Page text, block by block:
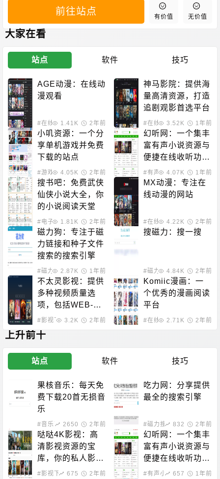
前往站点 有价值 无价值
大家在看
站点 软件 技巧
AGE动漫：在线动
漫观看
#在线动漫1.41K 2年前
神马影院：提供海
量高清资源，打造
追剧观影首选平台
#在线影音3.52K 1年前
小叽资源：一个分
享单机游戏并免费
下载的站点
#游戏下载4.05K 2年前
幻听网：一个集丰
富有声小说资源与
便捷在线收听功能
于一体的平台
#有声小说4.07K 1年前
搜书吧：免费武侠
仙侠小说大全，你
的小说阅读天堂
#电子小说 #小说搜索
1.81K 2年前
MX动漫：专注在
线动漫的网站
#在线动漫4.22K 2年前
磁力狗：专注于磁
力链接和种子文件
搜索的搜索引擎
#磁力搜索2.87K 1年前
搜磁力：搜一搜
#磁力搜索4.84K 2年前
不太灵影视：提供
多种视频质量选
项，包括WEB-D
L、4K蓝光、108
0P蓝光等
#影视下载3.2K 2年前
Komiic漫画：一
个优秀的漫画阅读
平台
#在线动漫2.71K 2年前
上升前十
站点 软件 技巧
果核音乐：每天免
费下载20首无损音
乐
#音乐下载2650 2年前
吃力网：分享提供
最全的搜索引擎
#磁力搜索832 2年前
哒哒4K影视：高
清影视资源的宝
库，你的私人影院
新选择！
#影视下载 675 2年前
幻听网：一个集丰
富有声小说资源与
便捷在线收听功能
于一体的平台
#有声小说657 1年前